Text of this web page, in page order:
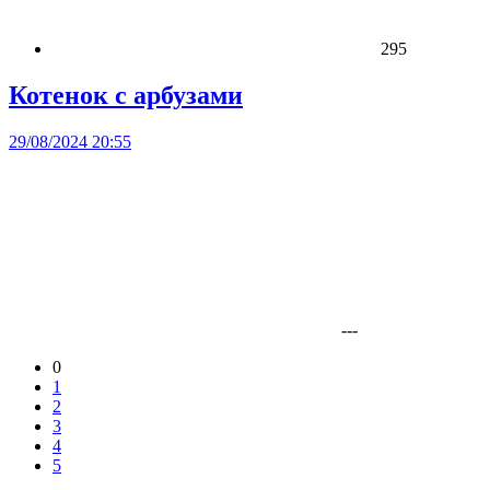
295
Котенок с арбузами
29/08/2024 20:55
---
0
1
2
3
4
5